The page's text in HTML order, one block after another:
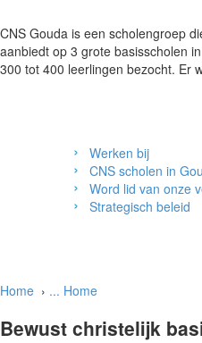
CNS Gouda is een scholengroep
aanbiedt op 3 grote basisscholen
300 tot 400 leerlingen bezocht. Er
Werken bij
CNS scholen in
Word lid van onze
Strategisch beleid
Home › ... Home
Bewust christelijk